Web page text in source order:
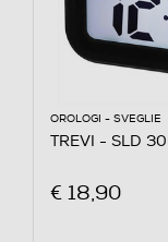
OROLOGI - SVEGLIE
TREVI - SLD
€ 18,90